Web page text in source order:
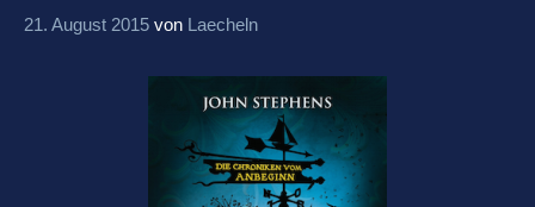
21. August 2015 von Laecheln